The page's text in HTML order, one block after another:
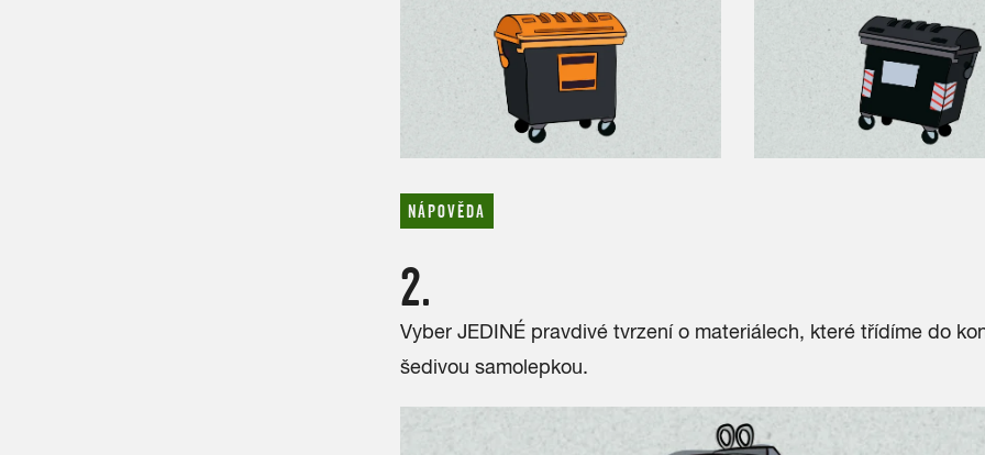
NÁPOVĚDA
2.
Vyber JEDINÉ pravdivé tvrzení o materiálech, které třídíme do
šedivou samolepkou.